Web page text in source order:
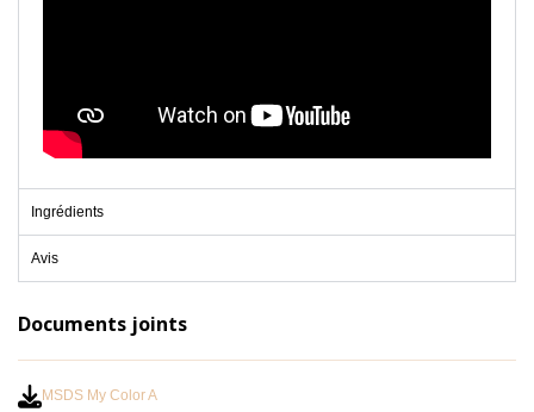
Ingrédients
Avis
Documents joints
MSDS My Color A